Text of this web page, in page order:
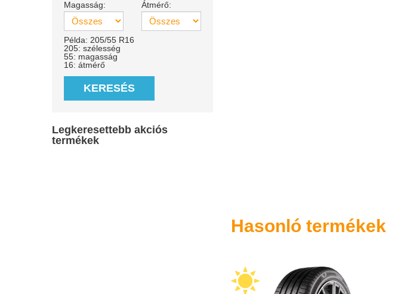
Magasság: Átmérő:
Példa: 205/55 R16
205: szélesség
55: magasság
16: átmérő
KERESÉS
Legkeresettebb akciós
termékek
Hasonló termékek